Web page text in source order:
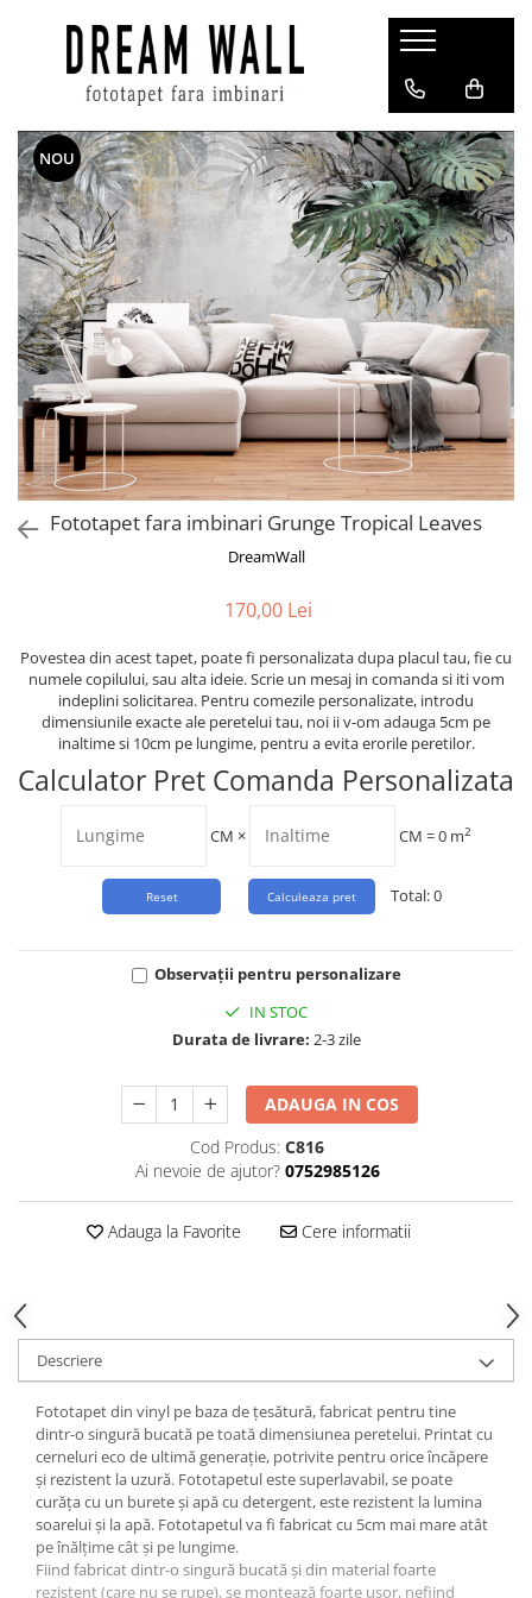
Fototapet fara imbinari
ExclusivArt
Abstract
Arhitectura
Fluid Art
Forme Geometrice
Fototapet 3D
Frescă
Frunze
Natura
Peisaj
Pentru copii
Tropical
NOU
Fototapet fara imbinari Grunge Tropical Leaves
DreamWall
170,00 Lei
Povestea din acest tapet, poate fi personalizata dupa placul tau, fie cu
numele copilului, sau alta ideie. Scrie un mesaj in comanda si iti vom
indeplini solicitarea. Pentru comezile personalizate, introdu
dimensiunile exacte ale peretelui tau, noi ii v-om adauga 5cm pe
inaltime si 10cm pe lungime, pentru a evita erorile peretilor.
Calculator Pret Comanda Personalizata
CM × CM =0 m2
Total:0
Observații pentru personalizare
IN STOC
Durata de livrare: 2-3 zile
ADAUGA IN COS
Cod Produs: C816
Ai nevoie de ajutor? 0752985126
Adauga la Favorite Cere informatii
Descriere
Fototapet din vinyl pe baza de țesătură, fabricat pentru tine
dintr-o singură bucată pe toată dimensiunea peretelui. Printat cu
cerneluri eco de ultimă generație, potrivite pentru orice încăpere
și rezistent la uzură. Fototapetul este superlavabil, se poate
curăța cu un burete și apă cu detergent, este rezistent la lumina
soarelui și la apă. Fototapetul va fi fabricat cu 5cm mai mare atât
pe înălțime cât și pe lungime.
Fiind fabricat dintr-o singură bucată și din material foarte
rezistent (care nu se rupe), se montează foarte ușor, nefiind